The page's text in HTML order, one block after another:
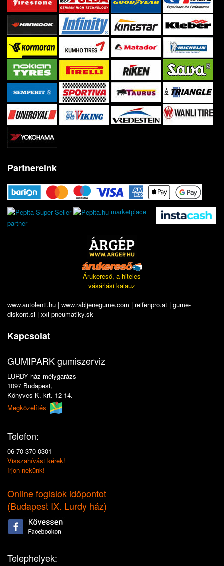
Partnereink
marketplace
partner
Árukereső, a hiteles
vásárlási kalauz
www.autolenti.hu | www.rabljenegume.com | reifenpro.at | gume-
diskont.si | xxl-pneumatiky.sk
Kapcsolat
GUMIPARK gumiszerviz
LURDY ház mélygarázs
1097 Budapest,
Könyves K. krt. 12-14.
Megközelítés
Telefon:
06 70 370 0301
Visszahívást kérek!
írjon nekünk!
Online foglalok időpontot
(Budapest IX. Lurdy ház)
Telephelyek: